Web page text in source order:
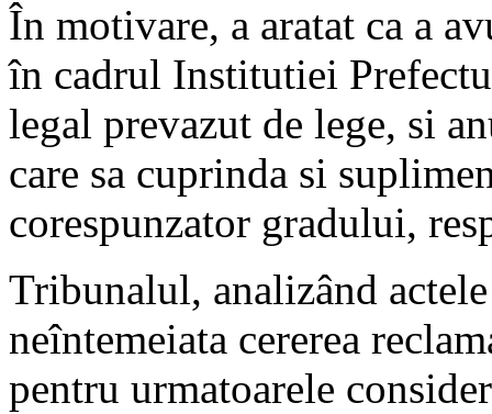
În motivare, a aratat ca a
în cadrul Institutiei
legal prevazut de lege, si
care sa cuprinda si
corespunzator gradului,
Tribunalul, analizând
neîntemeiata cererea
pentru urmatoarele